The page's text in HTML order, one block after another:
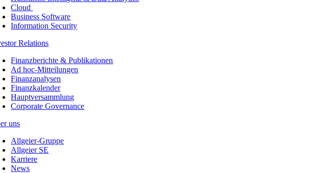
Cloud
Business Software
Information Security
Relations
Finanzberichte & Publikationen
Ad hoc-Mitteilungen
Finanzanalysen
Finanzkalender
Hauptversammlung
Corporate Governance
uns
Allgeier-Gruppe
Allgeier SE
Karriere
News